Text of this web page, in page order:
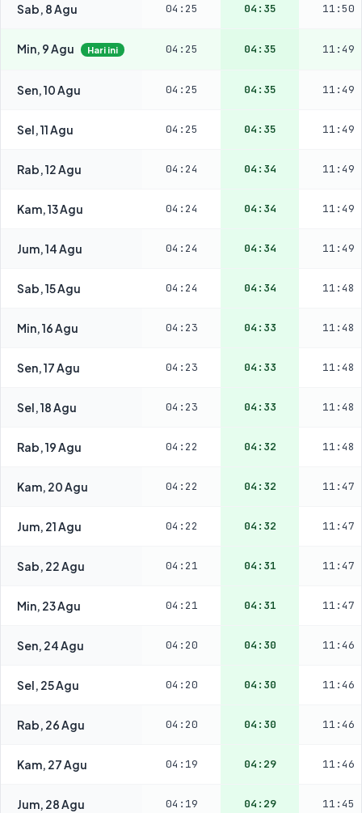
Sab, 8 Agu 04:25 04:35 11:50
Min, 9 Agu Hari ini 04:25 04:35 11:49
Sen, 10 Agu 04:25 04:35 11:49
Sel, 11 Agu 04:25 04:35 11:49
Rab, 12 Agu 04:24 04:34 11:49
Kam, 13 Agu 04:24 04:34 11:49
Jum, 14 Agu 04:24 04:34 11:49
Sab, 15 Agu 04:24 04:34 11:48
Min, 16 Agu 04:23 04:33 11:48
Sen, 17 Agu 04:23 04:33 11:48
Sel, 18 Agu 04:23 04:33 11:48
Rab, 19 Agu 04:22 04:32 11:48
Kam, 20 Agu 04:22 04:32 11:47
Jum, 21 Agu 04:22 04:32 11:47
Sab, 22 Agu 04:21 04:31 11:47
Min, 23 Agu 04:21 04:31 11:47
Sen, 24 Agu 04:20 04:30 11:46
Sel, 25 Agu 04:20 04:30 11:46
Rab, 26 Agu 04:20 04:30 11:46
Kam, 27 Agu 04:19 04:29 11:46
Jum, 28 Agu 04:19 04:29 11:45